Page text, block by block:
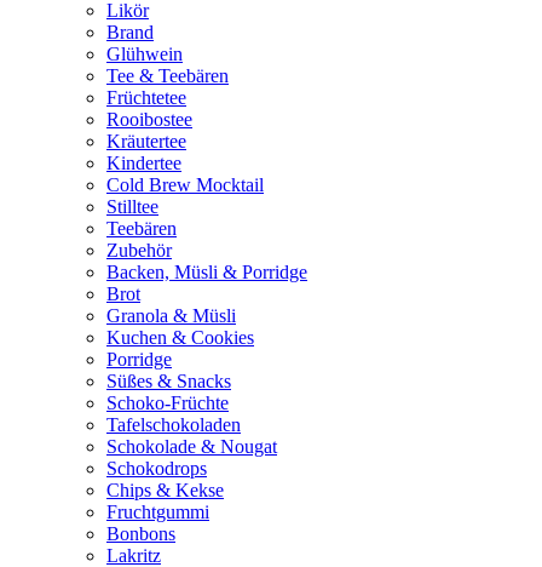
Likör
Brand
Glühwein
Tee & Teebären
Früchtetee
Rooibostee
Kräutertee
Kindertee
Cold Brew Mocktail
Stilltee
Teebären
Zubehör
Backen, Müsli & Porridge
Brot
Granola & Müsli
Kuchen & Cookies
Porridge
Süßes & Snacks
Schoko-Früchte
Tafelschokoladen
Schokolade & Nougat
Schokodrops
Chips & Kekse
Fruchtgummi
Bonbons
Lakritz